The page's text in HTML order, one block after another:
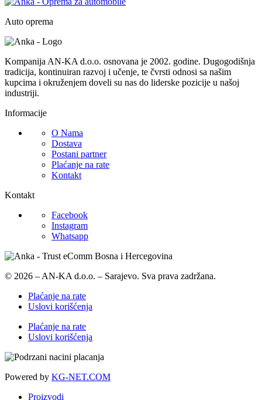
Auto oprema
Kompanija AN-KA d.o.o. osnovana je 2002. godine. Dugogodišnja
tradicija, kontinuiran razvoj i učenje, te čvrsti odnosi sa našim
kupcima i okruženjem doveli su nas do liderske pozicije u našoj
industriji.
Informacije
O Nama
Dostava
Postani partner
Plaćanje na rate
Kontakt
Kontakt
Facebook
Instagram
Whatsapp
© 2026 – AN-KA d.o.o. – Sarajevo. Sva prava zadržana.
Plaćanje na rate
Uslovi korišćenja
Plaćanje na rate
Uslovi korišćenja
Powered by KG-NET.COM
Proizvodi